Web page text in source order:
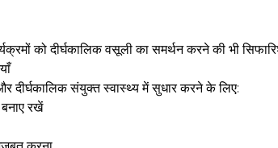
को दीर्घकालिक वसूली का समर्थन करने की भी
दीर्घकालिक संयुक्त स्वास्थ्य में सुधार करने के लिए:
रखें